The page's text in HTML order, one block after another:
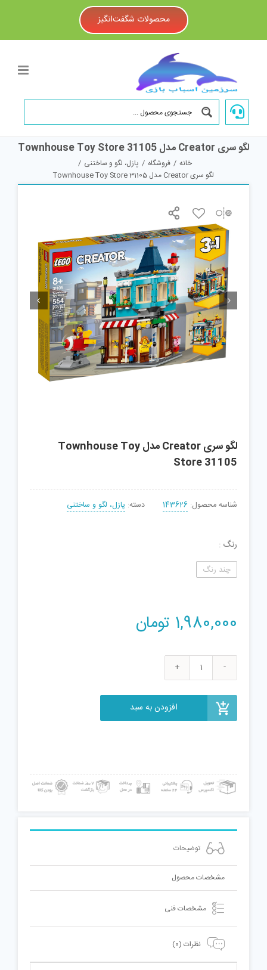
محصولات شگفت‌انگیز
لگو سری Creator مدل Townhouse Toy Store 31105
خانه / فروشگاه / پازل، لگو و ساختنی /
لگو سری Creator مدل Townhouse Toy Store 31105
 
لگو سری Creator مدل Townhouse Toy
Store 31105
شناسه محصول: 143626 دسته: پازل، لگو و ساختنی
رنگ
چند رنگ
1,980,000 تومان
لگو
Creator
عدد
افزودن به سبد
توضیحات
مشخصات محصول
مشخصات فنی
نظرات (0)